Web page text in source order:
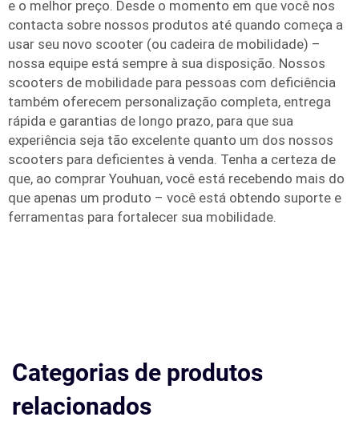
e o melhor preço. Desde o momento em que você nos
contacta sobre nossos produtos até quando começa a
usar seu novo scooter (ou cadeira de mobilidade) –
nossa equipe está sempre à sua disposição. Nossos
scooters de mobilidade para pessoas com deficiência
também oferecem personalização completa, entrega
rápida e garantias de longo prazo, para que sua
experiência seja tão excelente quanto um dos nossos
scooters para deficientes à venda. Tenha a certeza de
que, ao comprar Youhuan, você está recebendo mais do
que apenas um produto – você está obtendo suporte e
ferramentas para fortalecer sua mobilidade.
Categorias de produtos
relacionados